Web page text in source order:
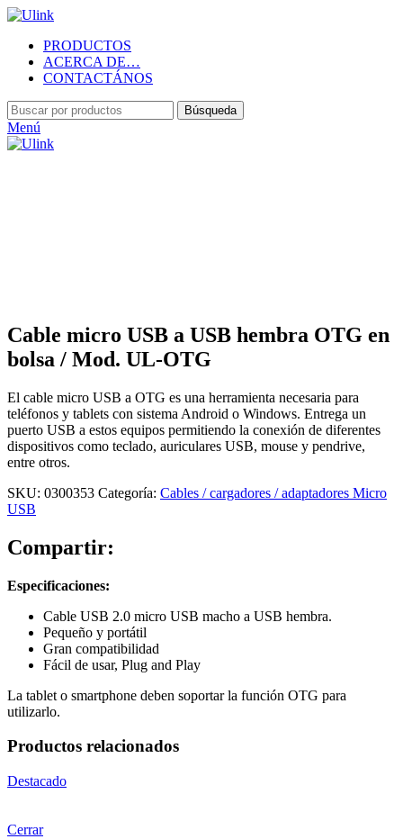
PRODUCTOS
ACERCA DE…
CONTACTÁNOS
Búsqueda
Menú
Cable micro USB a USB hembra OTG en
bolsa / Mod. UL-OTG
El cable micro USB a OTG es una herramienta necesaria para
teléfonos y tablets con sistema Android o Windows. Entrega un
puerto USB a estos equipos permitiendo la conexión de diferentes
dispositivos como teclado, auriculares USB, mouse y pendrive,
entre otros.
SKU: 0300353 Categoría: Cables / cargadores / adaptadores Micro
USB
Compartir:
Especificaciones:
Cable USB 2.0 micro USB macho a USB hembra.
Pequeño y portátil
Gran compatibilidad
Fácil de usar, Plug and Play
La tablet o smartphone deben soportar la función OTG para
utilizarlo.
Productos relacionados
Destacado
Cerrar